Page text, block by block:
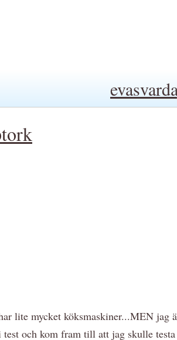
lite mycket köksmaskiner...MEN
och kom fram till att jag skulle